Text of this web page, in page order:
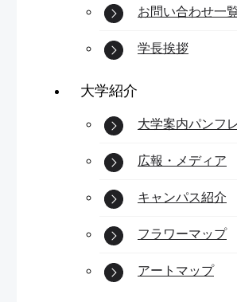
お問い合わせ一
学長挨拶
大学紹介
大学案内パンフ
広報・メディア
キャンパス紹介
フラワーマップ
アートマップ
方々に謹んで哀悼の意を表するとと
の確認を行っておりますが、被災さ
。
極めて厳しい状況が続いており、皆
生、天候等により、日々変化してい